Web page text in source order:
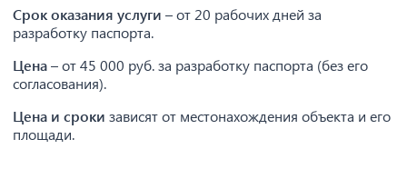
Срок оказания услуги – от 20 рабочих дней за
разработку паспорта.
Цена– от 45 000 руб. за разработку паспорта (без его
согласования).
Цена и сроки зависят от местонахождения объекта и его
площади.